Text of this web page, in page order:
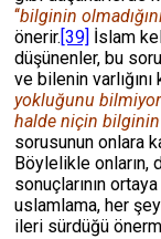
‘‘bilginin
önerir.[39] İslam
düşünenler, bu
ve bilenin
yokluğunu
halde niçin bilginin
sorusunun onlara
Böylelikle onların,
sonuçlarının
uslamlama, her
ileri sürdüğü